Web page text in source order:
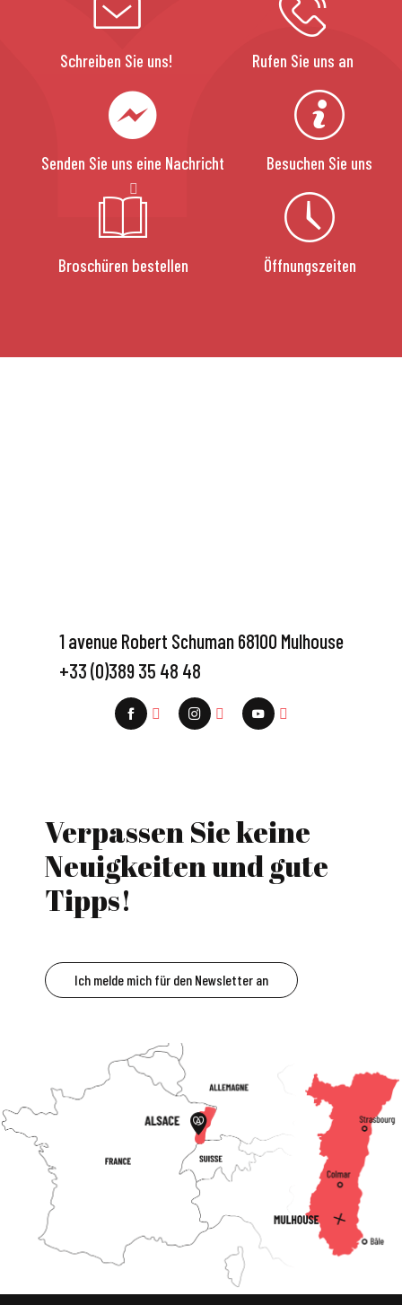
Schreiben Sie uns! Rufen Sie uns an
Senden Sie uns eine Nachricht Besuchen Sie uns
Broschüren bestellen Öffnungszeiten
1 avenue Robert Schuman 68100 Mulhouse
+33 (0)389 35 48 48
Verpassen Sie keine
Neuigkeiten und gute
Tipps!
Ich melde mich für den Newsletter an